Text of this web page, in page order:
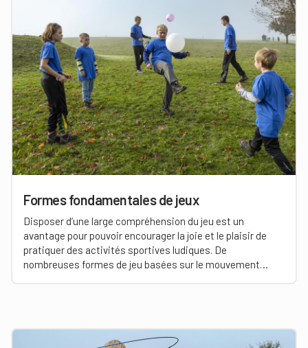
Formes fondamentales de jeux
Disposer d’une large compréhension du jeu est un
avantage pour pouvoir encourager la joie et le plaisir de
pratiquer des activités sportives ludiques. De
nombreuses formes de jeu basées sur le mouvement